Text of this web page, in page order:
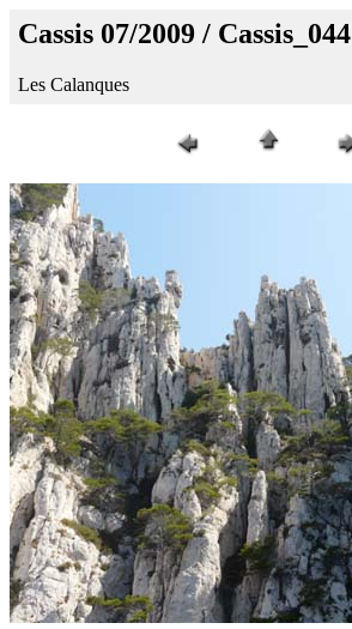
Cassis 07/2009 / Cassis_044
Les Calanques